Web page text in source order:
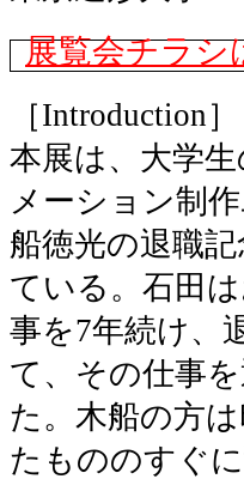
展覧会チラシ
［Introduction］
本展は、大学
メーション制
船徳光の退職
ている。石田
事を7年続け、
て、その仕事
た。木船の方
たもののすぐ